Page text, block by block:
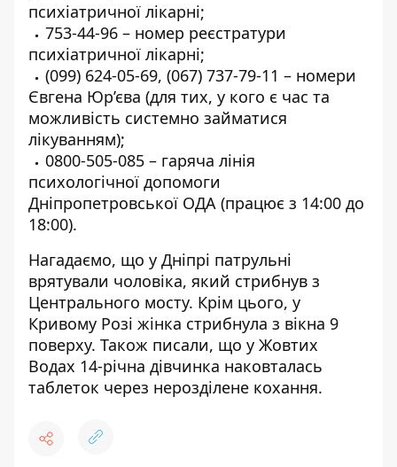
психіатричної лікарні;
753-44-96 – номер реєстратури
психіатричної лікарні;
(099) 624-05-69, (067) 737-79-11 – номери
Євгена Юр’єва (для тих, у кого є час та
можливість системно займатися
лікуванням);
0800-505-085 – гаряча лінія
психологічної допомоги
Дніпропетровської ОДА (працює з 14:00 до
18:00).
Нагадаємо, що у Дніпрі патрульні
врятували чоловіка, який стрибнув з
Центрального мосту. Крім цього, у
Кривому Розі жінка стрибнула з вікна 9
поверху. Також писали, що у Жовтих
Водах 14-річна дівчинка наковталась
таблеток через нерозділене кохання.